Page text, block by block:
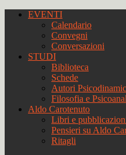
EVENTI
Calendario
Convegni
Conversazioni
STUDI
Biblioteca
Schede
Autori
Filosofia e
Aldo Carotenuto
Libri e
Pensieri su Aldo
Ritagli